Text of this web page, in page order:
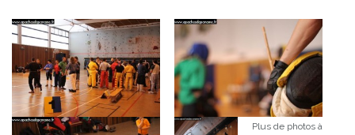
Plus de photos à